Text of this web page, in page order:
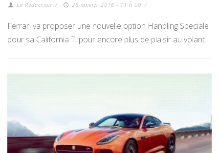
La Redaction / 26 janvier 2016 - 11 h 00 /
Ferrari va proposer une nouvelle option Handling Speciale
pour sa California T, pour encore plus de plaisir au volant.